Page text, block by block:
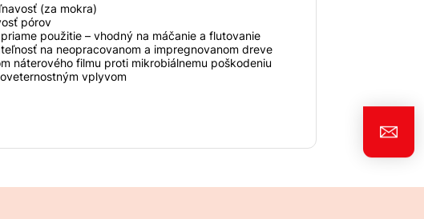
(za mokra)
pórov
použitie – vhodný na máčanie a flutovanie
na neopracovanom a impregnovanom dreve
náterového filmu proti mikrobiálnemu poškodeniu
vplyvom